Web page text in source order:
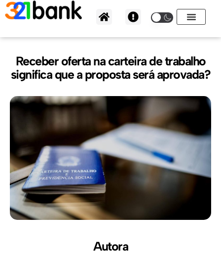
para
conteúdo
Receber oferta na carteira de trabalho
significa que a proposta será aprovada?
Autora